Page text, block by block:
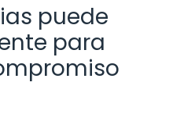
puede
para